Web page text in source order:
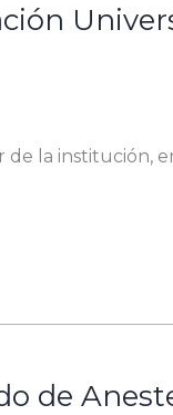
de la institución,
de